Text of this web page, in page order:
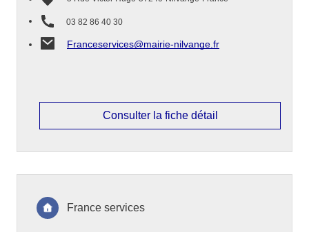
03 82 86 40 30
Franceservices@mairie-nilvange.fr
Consulter la fiche détail
France services